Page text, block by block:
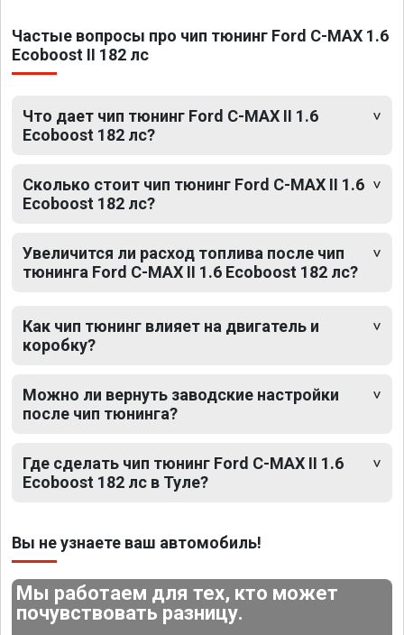
Частые вопросы про чип тюнинг Ford C-MAX 1.6
Ecoboost II 182 лс
Что дает чип тюнинг Ford C-MAX II 1.6
Ecoboost 182 лс?
Сколько стоит чип тюнинг Ford C-MAX II 1.6
Ecoboost 182 лс?
Увеличится ли расход топлива после чип
тюнинга Ford C-MAX II 1.6 Ecoboost 182 лс?
Как чип тюнинг влияет на двигатель и
коробку?
Можно ли вернуть заводские настройки
после чип тюнинга?
Где сделать чип тюнинг Ford C-MAX II 1.6
Ecoboost 182 лс в Туле?
Вы не узнаете ваш автомобиль!
Мы работаем для тех, кто может
почувствовать разницу.